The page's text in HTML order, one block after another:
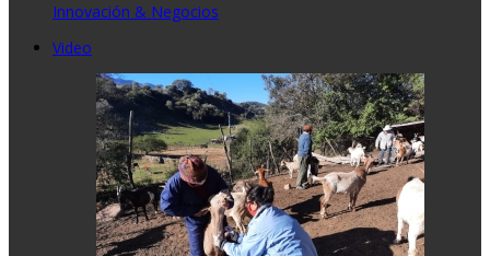
Innovación & Negocios
Video